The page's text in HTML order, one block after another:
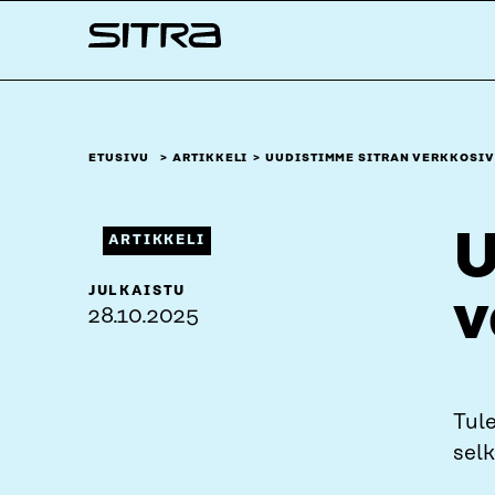
sisältöön
Sitra
ETUSIVU ARTIKKELI UUDISTIMME SITRAN
ARTIKKELI
JULKAISTU
28.10.2025